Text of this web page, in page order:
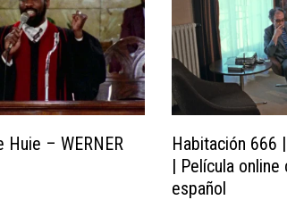
Huie – WERNER
Habitación 666
| Película
español